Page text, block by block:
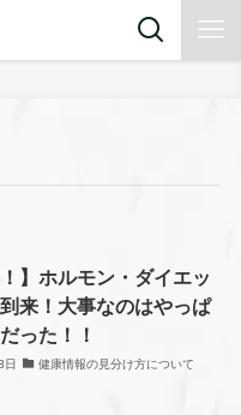
！】ホルモン・ダイエッ
到来！大事なのはやっぱ
った！！
日 健康情報の見分け方について